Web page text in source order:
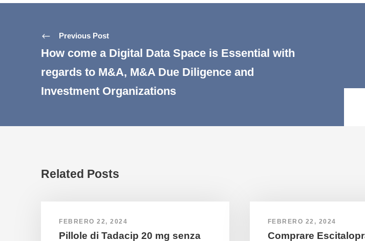
Previous Post
How come a Digital Data Space is Essential with
regards to M&A, M&A Due Diligence and
Investment Organizations
Related Posts
FEBRERO 22, 2024
Pillole di Tadacip 20 mg senza
FEBRERO 22, 2024
Comprare